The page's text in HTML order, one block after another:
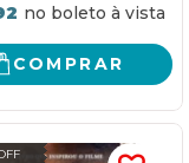
COMPRAR